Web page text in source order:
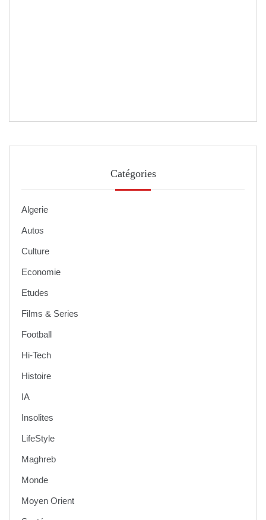
Catégories
Algerie
Autos
Culture
Economie
Etudes
Films & Series
Football
Hi-Tech
Histoire
IA
Insolites
LifeStyle
Maghreb
Monde
Moyen Orient